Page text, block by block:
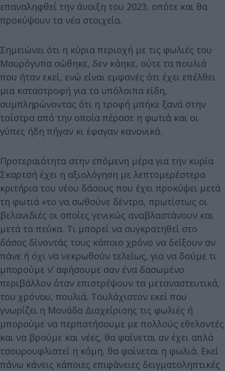
επαναληφθεί την άνοιξη του 2023, οπότε και θα
προκύψουν τα νέα στοιχεία.
Σημειώνει ότι η κύρια περιοχή με τις φωλιές του
Μαυρόγυπα σώθηκε, δεν κάηκε, ούτε τα πουλιά
που ήταν εκεί, ενώ είναι εμφανές ότι έχει επέλθει
μια καταστροφή για τα υπόλοιπα είδη,
συμπληρώνοντας ότι η τροφή μπήκε ξανά στην
ταΐστρα από την οποία πέρασε η φωτιά και οι
γύπες ήδη πήγαν κι έφαγαν κανονικά.
Προτεραιότητα στην επόμενη μέρα για την κυρία
Σκαρτσή έχει η αξιολόγηση με λεπτομερέστερα
κριτήρια του νέου δάσους που έχει προκύψει μετά
τη φωτιά «το να σωθούνε δέντρα, πρωτίστως οι
βελανιδιές οι οποίες γενικώς αναβλαστάνουν και
μετά τα πεύκα. Τι μπορεί να συγκρατηθεί στο
δάσος δίνοντάς τους κάποιο χρόνο να δείξουν αν
πάνε ή όχι να νεκρωθούν τελείως, για να δούμε τι
μπορούμε ν’ αφήσουμε σαν ένα δασωμένο
περιβάλλον όταν επιστρέψουν τα μεταναστευτικά,
του χρόνου, πουλιά. Τουλάχιστον εκεί που
γνωρίζει η Μονάδα Διαχείρισης τις φωλιές ή
μπορούμε να περπατήσουμε με πολλούς εθελοντές
και να βρούμε και νέες, θα φαίνεται αν έχει απλά
τσουρουφλιστεί η κόμη, θα φαίνεται η φωλιά. Εκεί
πάνω κάνεις κάποιες επιφάνειες δειγματοληπτικές